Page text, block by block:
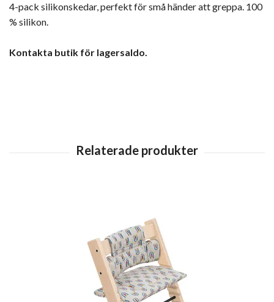
4-pack silikonskedar, perfekt för små händer att greppa. 100
% silikon.
Kontakta butik för lagersaldo.